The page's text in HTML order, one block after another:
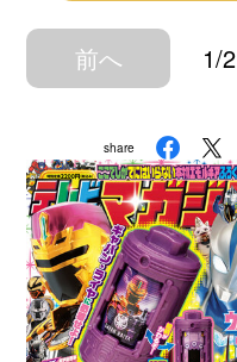
前へ 1/2
share